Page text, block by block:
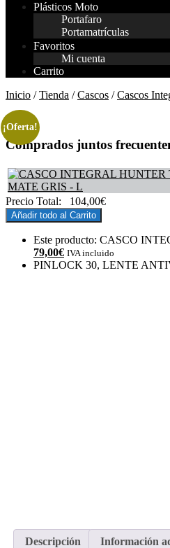
Plásticos Moto
Portafaro
Portamatrículas
Favoritos
Mi cuenta
Carrito
Inicio /Tienda /Cascos /Cascos
¡Oferta!
Comprados juntos
Precio Total:
104,00€
Añadir todo al Carrito
Este producto: CASCO
79,00€El
precio
IVA incluido
PINLOCK 30, LENTE
Descripción Información